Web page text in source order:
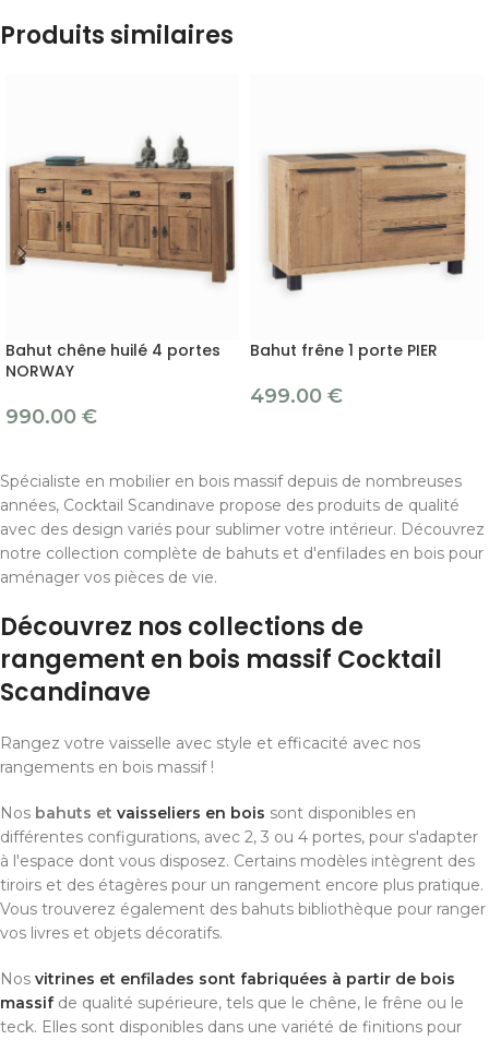
Produits similaires
Bahut chêne huilé 4 portes
NORWAY
990.00 €
Bahut frêne 1 porte PIER
499.00 €
Spécialiste en mobilier en bois massif depuis de nombreuses
années, Cocktail Scandinave propose des produits de qualité
avec des design variés pour sublimer votre intérieur. Découvrez
notre collection complète de bahuts et d'enfilades en bois pour
aménager vos pièces de vie.
Découvrez nos collections de
rangement en bois massif Cocktail
Scandinave
Rangez votre vaisselle avec style et efficacité avec nos
rangements en bois massif !
Nos bahuts et vaisseliers en bois sont disponibles en
différentes configurations, avec 2, 3 ou 4 portes, pour s'adapter
à l'espace dont vous disposez. Certains modèles intègrent des
tiroirs et des étagères pour un rangement encore plus pratique.
Vous trouverez également des bahuts bibliothèque pour ranger
vos livres et objets décoratifs.
Nos vitrines et enfilades sont fabriquées à partir de bois
massifde qualité supérieure, tels que le chêne, le frêne ou le
teck. Elles sont disponibles dans une variété de finitions pour